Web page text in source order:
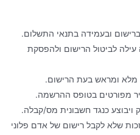
ובעמידה בתנאי התשלום.
לביטול הרישום ולהפסקת
מלא ומראש בעת הרישום.
מפורטים בטופס ההרשמה.
ויבוצע כנגד חשבונית מס/קבלה.
שלא לקבל רישום של אדם פלוני